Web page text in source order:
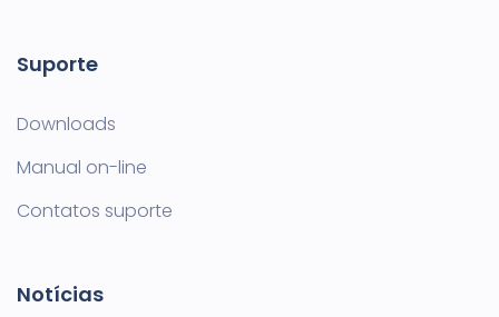
Suporte
Downloads
Manual on-line
Contatos suporte
Notícias